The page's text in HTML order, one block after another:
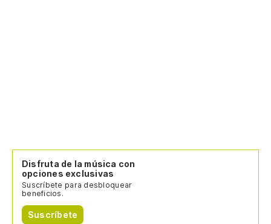
Disfruta de la música con
opciones exclusivas
Suscríbete para desbloquear
beneficios.
Suscríbete